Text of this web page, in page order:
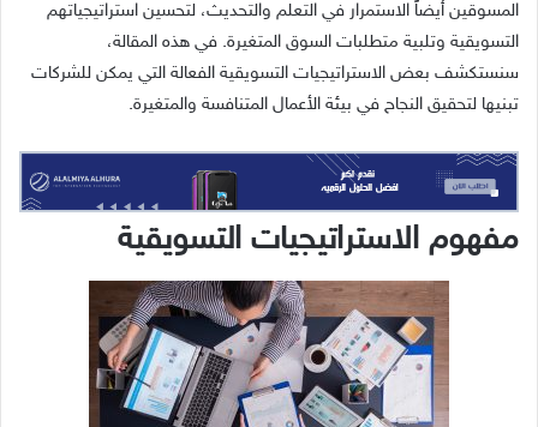
المسوقين أيضاً الاستمرار في التعلم والتحديث، لتحسين استراتيجياتهم
التسويقية وتلبية متطلبات السوق المتغيرة. في هذه المقالة،
سنستكشف بعض الاستراتيجيات التسويقية الفعالة التي يمكن للشركات
تبنيها لتحقيق النجاح في بيئة الأعمال المتنافسة والمتغيرة.
مفهوم الاستراتيجيات التسويقية